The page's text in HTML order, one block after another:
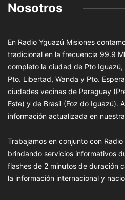
Nosotros
En Radio Yguazú Misiones
tradicional en la frecuencia 99.9
completo la ciudad de Pto
Pto. Libertad, Wanda y Pto.
ciudades vecinas de Paraguay
Este) y de Brasil (Foz do Iguazú).
información actualizada en
Trabajamos en conjunto con
brindando servicios informativos
flashes de 2 minutos de duración
la información internacional y